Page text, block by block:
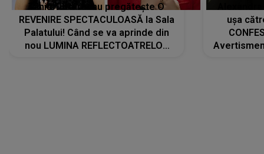
Tania Turtureanu pregătește O
REVENIRE SPECTACULOASĂ la Sala
Palatului! Când se va aprinde din
nou LUMINA REFLECTOATRELOR
ușa